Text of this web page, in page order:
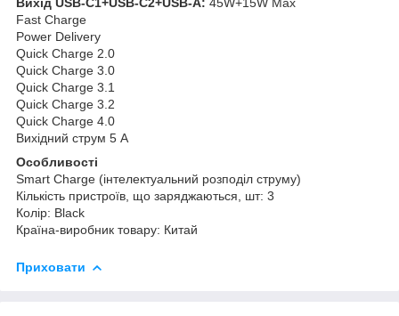
Fast Charge
Power Delivery
Quick Charge 2.0
Quick Charge 3.0
Quick Charge 3.1
Quick Charge 3.2
Quick Charge 4.0
Вихідний струм 5 A
Особливості
Smart Charge (інтелектуальний розподіл струму)
Кількість пристроїв, що заряджаються, шт: 3
Колір: Black
Країна-виробник товару: Китай
Приховати